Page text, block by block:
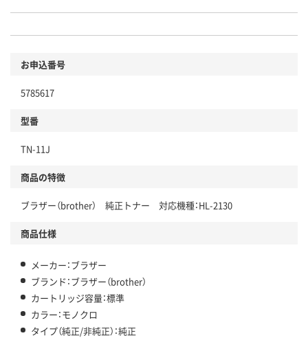
お申込番号
5785617
型番
TN-11J
商品の特徴
ブラザー（brother） 純正トナー 対応機種：HL-2130
商品仕様
メーカー：ブラザー
ブランド：ブラザー（brother）
カートリッジ容量：標準
カラー：モノクロ
タイプ（純正/非純正）：純正